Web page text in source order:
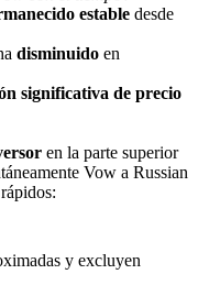
USDT prize pool!
estable desde
disminuido en
significativa de precio
en la parte superior
Vow a Russian
y excluyen